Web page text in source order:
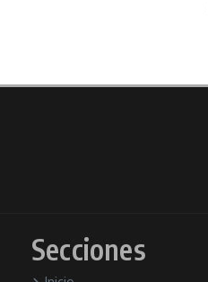
Secciones